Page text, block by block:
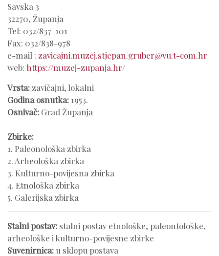
Savska 3
32270, Županja
Tel: 032/837-101
Fax: 032/838-978
e-mail : zavicajni.muzej.stjepan.gruber@vu.t-com.hr
web: https://muzej-zupanja.hr/
Vrsta: zavičajni, lokalni
Godina osnutka: 1953.
Osnivač: Grad Županja
Zbirke:
1. Paleonološka zbirka
2. Arheološka zbirka
3. Kulturno-povijesna zbirka
4. Etnološka zbirka
5. Galerijska zbirka
Stalni postav: stalni postav etnološke, paleontološke,
arheološke i kulturno-povijesne zbirke
Suvenirnica: u sklopu postava